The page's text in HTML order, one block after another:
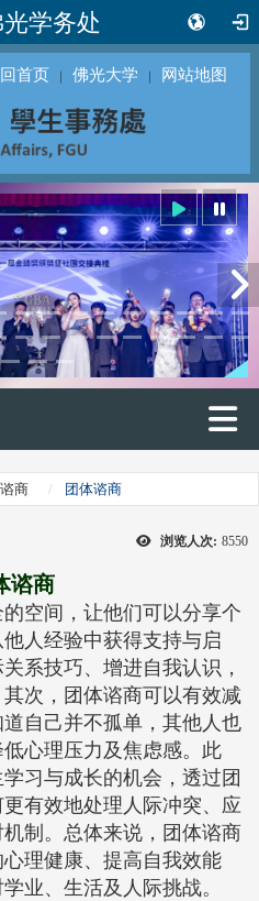
学务处
回首页 ｜ 佛光大学 ｜ 网站地图
商 团体谘商
浏览人次: 8550
谘商
空间，让他们可以分享个
人经验中获得支持与启
系技巧、增进自我认识，
次，团体谘商可以有效减
自己并不孤单，其他人也
心理压力及焦虑感。此
习与成长的机会，透过团
有效地处理人际冲突、应
制。总体来说，团体谘商
理健康、提高自我效能
业、生活及人际挑战。